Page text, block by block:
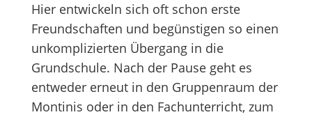
Hier entwickeln sich oft schon erste
Freundschaften und begünstigen so einen
unkomplizierten Übergang in die
Grundschule. Nach der Pause geht es
entweder erneut in den Gruppenraum der
Montinis oder in den Fachunterricht, zum